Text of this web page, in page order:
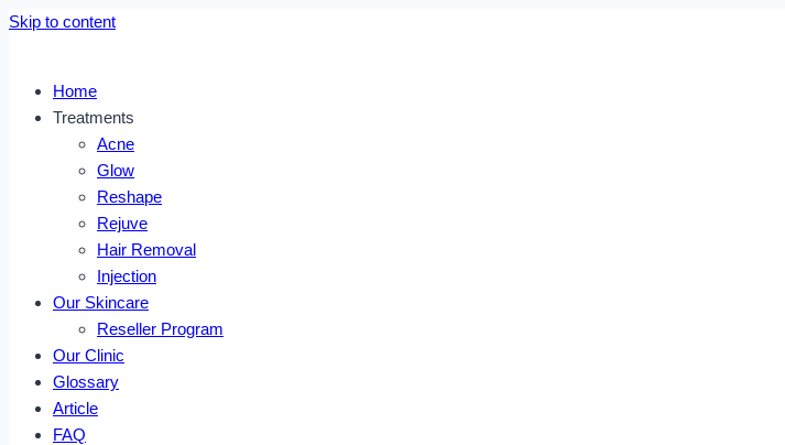
Skip to content
Home
Treatments
Acne
Glow
Reshape
Rejuve
Hair Removal
Injection
Our Skincare
Reseller Program
Our Clinic
Glossary
Article
FAQ